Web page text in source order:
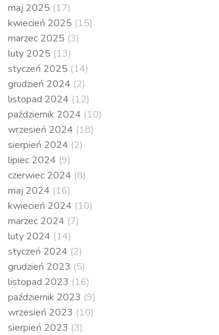
maj 2025 (17)
kwiecień 2025 (15)
marzec 2025 (3)
luty 2025 (13)
styczeń 2025 (14)
grudzień 2024 (2)
listopad 2024 (12)
październik 2024 (10)
wrzesień 2024 (18)
sierpień 2024 (2)
lipiec 2024 (9)
czerwiec 2024 (8)
maj 2024 (16)
kwiecień 2024 (10)
marzec 2024 (7)
luty 2024 (14)
styczeń 2024 (2)
grudzień 2023 (5)
listopad 2023 (16)
październik 2023 (9)
wrzesień 2023 (10)
sierpień 2023 (3)